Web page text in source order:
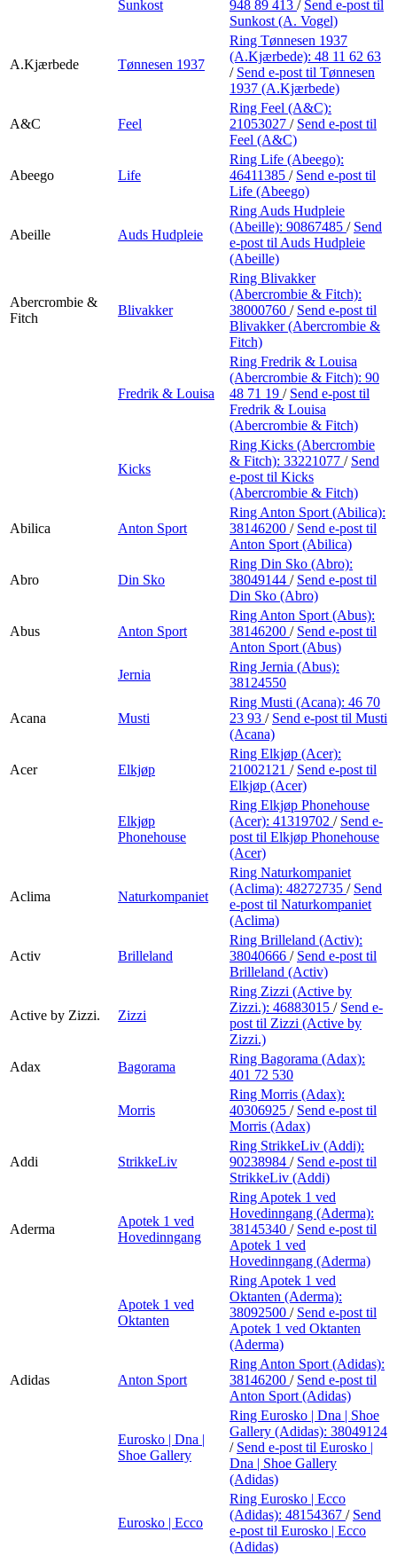
Sunkost
948 89 413 / Send e-post til
Sunkost (A. Vogel)
A.Kjærbede Tønnesen 1937
Ring Tønnesen 1937
(A.Kjærbede): 48 11 62 63
/ Send e-post til Tønnesen
1937 (A.Kjærbede)
A&C Feel
Ring Feel (A&C):
21053027 / Send e-post til
Feel (A&C)
Abeego Life
Ring Life (Abeego):
46411385 / Send e-post til
Life (Abeego)
Abeille Auds Hudpleie
Ring Auds Hudpleie
(Abeille): 90867485 / Send
e-post til Auds Hudpleie
(Abeille)
Abercrombie &
Fitch
Blivakker
Ring Blivakker
(Abercrombie & Fitch):
38000760 / Send e-post til
Blivakker (Abercrombie &
Fitch)
Fredrik & Louisa
Ring Fredrik & Louisa
(Abercrombie & Fitch): 90
48 71 19 / Send e-post til
Fredrik & Louisa
(Abercrombie & Fitch)
Kicks
Ring Kicks (Abercrombie
& Fitch): 33221077 / Send
e-post til Kicks
(Abercrombie & Fitch)
Abilica Anton Sport
Ring Anton Sport (Abilica):
38146200 / Send e-post til
Anton Sport (Abilica)
Abro Din Sko
Ring Din Sko (Abro):
38049144 / Send e-post til
Din Sko (Abro)
Abus Anton Sport
Ring Anton Sport (Abus):
38146200 / Send e-post til
Anton Sport (Abus)
Jernia
Ring Jernia (Abus):
38124550
Acana Musti
Ring Musti (Acana): 46 70
23 93 / Send e-post til Musti
(Acana)
Acer Elkjøp
Ring Elkjøp (Acer):
21002121 / Send e-post til
Elkjøp (Acer)
Elkjøp
Phonehouse
Ring Elkjøp Phonehouse
(Acer): 41319702 / Send e-
post til Elkjøp Phonehouse
(Acer)
Aclima Naturkompaniet
Ring Naturkompaniet
(Aclima): 48272735 / Send
e-post til Naturkompaniet
(Aclima)
Activ Brilleland
Ring Brilleland (Activ):
38040666 / Send e-post til
Brilleland (Activ)
Active by Zizzi. Zizzi
Ring Zizzi (Active by
Zizzi.): 46883015 / Send e-
post til Zizzi (Active by
Zizzi.)
Adax
Bagorama
Ring Bagorama (Adax):
401 72 530
Morris
Ring Morris (Adax):
40306925 / Send e-post til
Morris (Adax)
Addi StrikkeLiv
Ring StrikkeLiv (Addi):
90238984 / Send e-post til
StrikkeLiv (Addi)
Aderma
Apotek 1 ved
Hovedinngang
Ring Apotek 1 ved
Hovedinngang (Aderma):
38145340 / Send e-post til
Apotek 1 ved
Hovedinngang (Aderma)
Apotek 1 ved
Oktanten
Ring Apotek 1 ved
Oktanten (Aderma):
38092500 / Send e-post til
Apotek 1 ved Oktanten
(Aderma)
Adidas Anton Sport
Ring Anton Sport (Adidas):
38146200 / Send e-post til
Anton Sport (Adidas)
Eurosko | Dna |
Shoe Gallery
Ring Eurosko | Dna | Shoe
Gallery (Adidas): 38049124
/ Send e-post til Eurosko |
Dna | Shoe Gallery
(Adidas)
Eurosko | Ecco
Ring Eurosko | Ecco
(Adidas): 48154367 / Send
e-post til Eurosko | Ecco
(Adidas)